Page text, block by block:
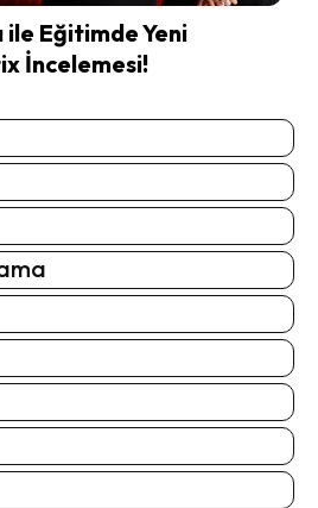
ile Eğitimde Yeni
İncelemesi!